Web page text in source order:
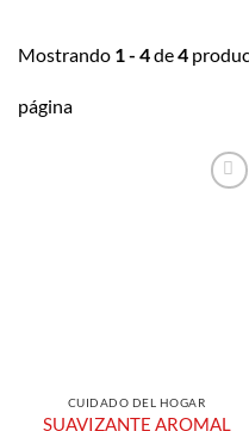
Mostrando 1 - 4de4
página
CUIDADO DEL HOGAR
SUAVIZANTE AROMAL